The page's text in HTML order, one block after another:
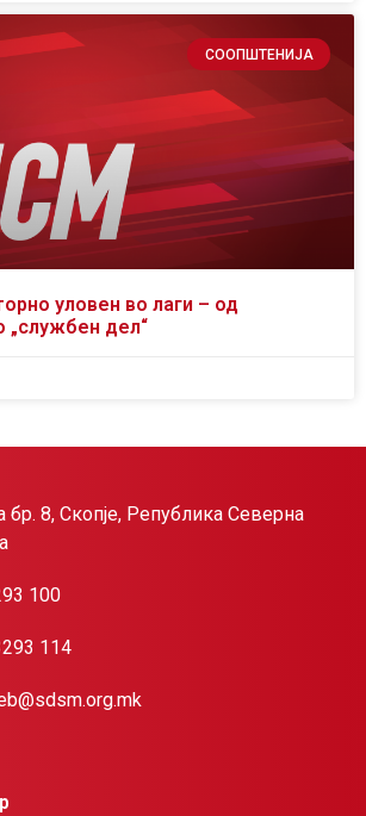
СООПШТЕНИЈА
уловен во лаги – од
„службен дел“
бр. 8, Скопје, Република Северна
100
114